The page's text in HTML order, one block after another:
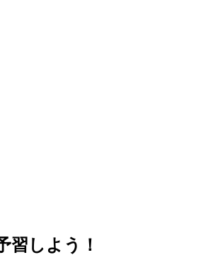
習しよう！